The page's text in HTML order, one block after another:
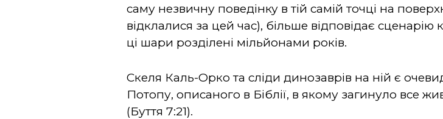
саму незвичну поведінку в тій самій точці на
відклалися за цей час), більше відповідає
ці шари розділені мільйонами років.
Скеля Каль-Орко та сліди динозаврів на ній є
Потопу, описаного в Біблії, в якому загинуло все
(Буття 7:21).